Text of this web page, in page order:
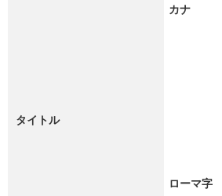
タイトル
カナ
ローマ字